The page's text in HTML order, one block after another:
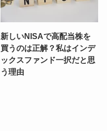
新しいNISAで高配当株を
買うのは正解？私はインデ
ックスファンド一択だと思
う理由